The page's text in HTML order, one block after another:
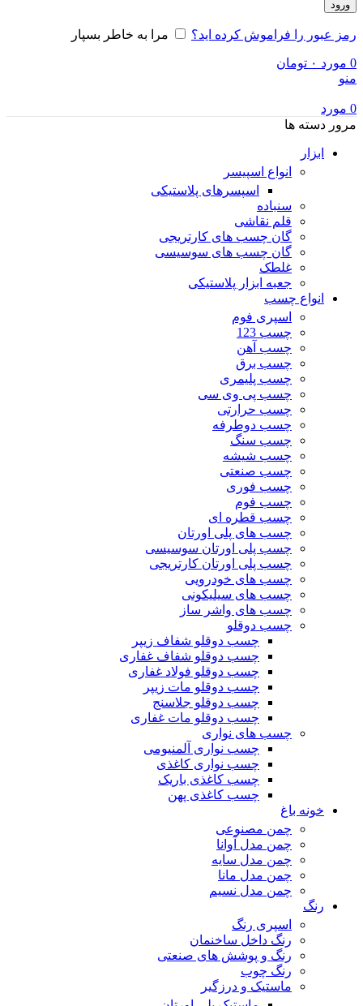
ورود
رمز عبور را فراموش کرده اید؟ مرا به خاطر بسپار
0 مورد ۰ تومان
منو
0 مورد
مرور دسته ها
ابزار
انواع اسپیسر
اسپسرهای پلاستیکی
سنباده
قلم نقاشی
گان چسب های کارتریجی
گان چسب های سوسیسی
غلطک
جعبه ابزار پلاستیکی
انواع چسب
اسپری فوم
چسب 123
چسب آهن
چسب برق
چسب پلیمری
چسب پی وی سی
چسب حرارتی
چسب دوطرفه
چسب سنگ
چسب شیشه
چسب صنعتی
چسب فوری
چسب فوم
چسب قطره ای
چسب های پلی اورتان
چسب پلی اورتان سوسیسی
چسب پلی اورتان کارتریجی
چسب های خودرویی
چسب های سیلیکونی
چسب های واشر ساز
چسب دوقلو
چسب دوقلو شفاف زیپر
چسب دوقلو شفاف غفاری
چسب دوقلو فولاد غفاری
چسب دوقلو مات زیپر
چسب دوقلو جلاسنج
چسب دوقلو مات غفاری
چسب های نواری
چسب نواری آلمنیومی
چسب نواری کاغذی
چسب کاغذی باریک
چسب کاغذی پهن
خونه باغ
چمن مصنوعی
چمن مدل آوانا
چمن مدل سایه
چمن مدل مانا
چمن مدل نسیم
رنگ
اسپری رنگ
رنگ داخل ساخنمان
رنگ و پوشش های صنعتی
رنگ چوب
ماستیک و درزگیر